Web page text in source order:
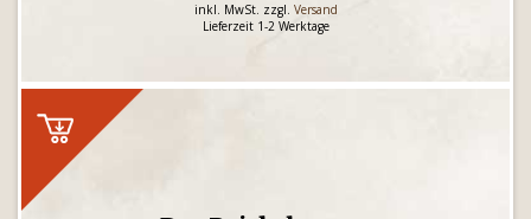
inkl. MwSt. zzgl. Versand
Lieferzeit 1-2 Werktage